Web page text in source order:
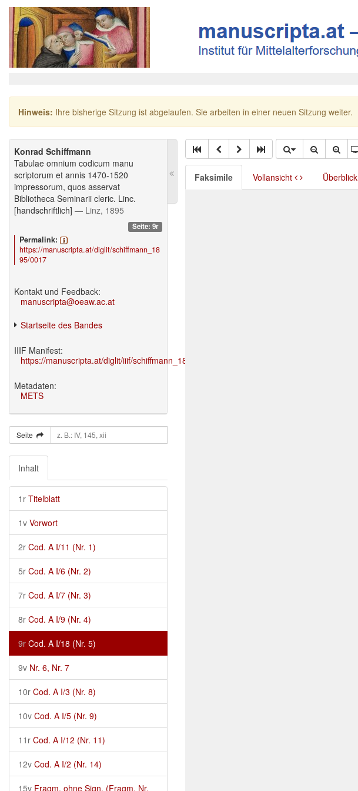
Hinweis: Ihre bisherige Sitzung ist abgelaufen. Sie arbeiten in einer neuen Sitzung weiter.
Konrad Schiffmann
Tabulae omnium codicum manu
scriptorum et annis 1470-1520
impressorum, quos asservat
Bibliotheca Seminarii cleric. Linc.
[handschriftlich] — Linz, 1895
Seite: 9r
Permalink:
https://manuscripta.at/diglit/schiffmann_18
95/0017
Kontakt und Feedback:
manuscripta@oeaw.ac.at
Startseite des Bandes
IIIF Manifest:
https://manuscripta.at/diglit/iiif/schiffmann_1895/manifest.json
Metadaten:
METS
Seite
Inhalt
1r Titelblatt
1v Vorwort
2r Cod. A I/11 (Nr. 1)
5r Cod. A I/6 (Nr. 2)
7r Cod. A I/7 (Nr. 3)
8r Cod. A I/9 (Nr. 4)
9r Cod. A I/18 (Nr. 5)
9v Nr. 6, Nr. 7
10r Cod. A I/3 (Nr. 8)
10v Cod. A I/5 (Nr. 9)
11r Cod. A I/12 (Nr. 11)
12v Cod. A I/2 (Nr. 14)
15v Fragm. ohne Sign. (Fragm. Nr.
Faksimile Vollansicht Überblick